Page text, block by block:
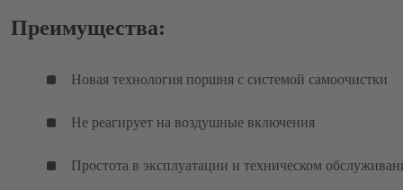
Преимущества:
Новая технология поршня с системой самоочистки
Не реагирует на воздушные включения
Простота в эксплуатации и техническом